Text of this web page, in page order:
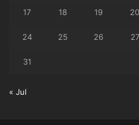
17 18 19 20
24 25 26 27
31
« Jul